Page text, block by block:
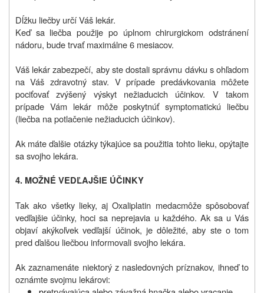
Dĺžku liečby určí Váš lekár.
Keď sa liečba použije po úplnom chirurgickom odstránení
nádoru, bude trvať maximálne 6 mesiacov.
Váš lekár zabezpečí, aby ste dostali správnu dávku s ohľadom
na Váš zdravotný stav. V prípade predávkovania môžete
pociťovať zvýšený výskyt nežiaducich účinkov. V takom
prípade Vám lekár môže poskytnúť symptomatickú liečbu
(liečba na potlačenie nežiaducich účinkov).
Ak máte ďalšie otázky týkajúce sa použitia tohto lieku, opýtajte
sa svojho lekára.
4. MOŽNÉ VEDĽAJŠIE ÚČINKY
Tak ako všetky lieky, aj Oxaliplatin medacmôže spôsobovať
vedľajšie účinky, hoci sa neprejavia u každého. Ak sa u Vás
objaví akýkoľvek vedľajší účinok, je dôležité, aby ste o tom
pred ďalšou liečbou informovali svojho lekára.
Ak zaznamenáte niektorý z nasledovných príznakov, ihneď to
oznámte svojmu lekárovi: